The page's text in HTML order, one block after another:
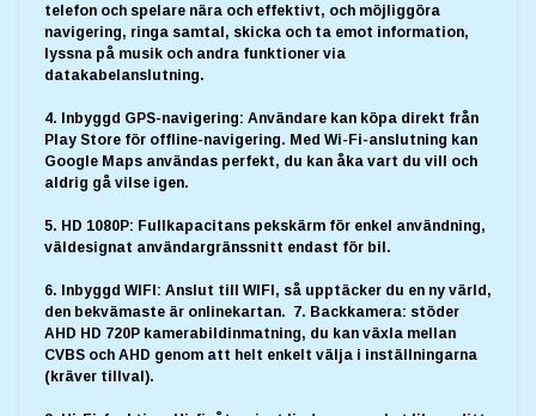
telefon och spelare nära och effektivt, och möjliggöra
navigering, ringa samtal, skicka och ta emot information,
lyssna på musik och andra funktioner via
datakabelanslutning.
4. Inbyggd GPS-navigering: Användare kan köpa direkt från
Play Store för offline-navigering. Med Wi-Fi-anslutning kan
Google Maps användas perfekt, du kan åka vart du vill och
aldrig gå vilse igen.
5. HD 1080P: Fullkapacitans pekskärm för enkel användning,
väldesignat användargränssnitt endast för bil.
6. Inbyggd WIFI: Anslut till WIFI, så upptäcker du en ny värld,
den bekvämaste är onlinekartan. 7. Backkamera: stöder
AHD HD 720P kamerabildinmatning, du kan växla mellan
CVBS och AHD genom att helt enkelt välja i inställningarna
(kräver tillval).